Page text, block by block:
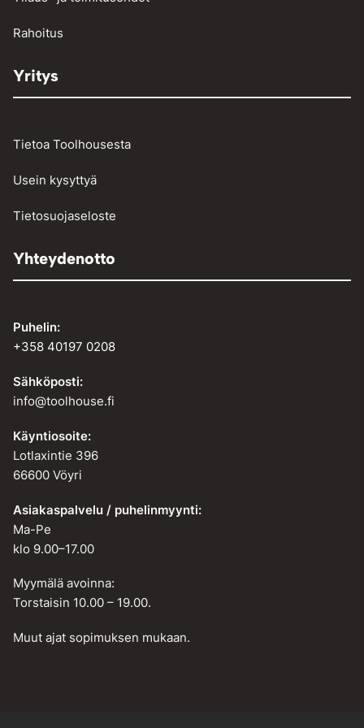
Vinssit ja taljat
Rahoitus
Yritys
Tietoa Toolhousesta
Usein kysyttyä
Tietosuojaseloste
Yhteydenotto
Puhelin:
+358 40197 0208
Sähköposti:
info@toolhouse.fi
Käyntiosoite:
Lotlaxintie 396
66600 Vöyri
Asiakaspalvelu / puhelinmyynti:
Ma-Pe
klo 9.00–17.00
Myymälä avoinna:
Torstaisin 10.00 – 19.00.
Muut ajat sopimuksen mukaan.